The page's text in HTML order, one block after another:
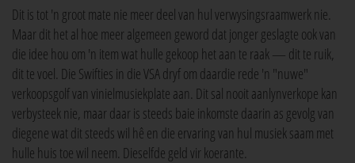
Dit is tot 'n groot mate nie meer deel van hul verwysingsraamwerk nie.
Maar dit het al hoe meer algemeen geword dat jonger geslagte ook van
die idee hou om 'n item wat hulle gekoop het aan te raak — dit te ruik,
dit te voel. Die Swifties in die VSA dryf om daardie rede 'n "nuwe"
verkoopsgolf van vinielmusiekplate aan. Dit sal nooit aanlynverkope kan
verbysteek nie, maar daar is steeds baie inkomste daarin as gevolg van
diegene wat dit steeds wil hê en die ervaring van hul musiek saam met
hulle huis toe wil neem. Dieselfde geld vir koerante.